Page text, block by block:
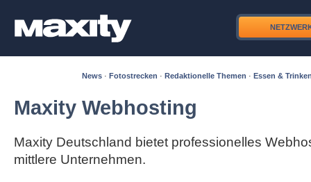
News · Fotostrecken · Redaktionelle Themen · Essen &
Maxity Webhosting
Maxity Deutschland bietet professionelles
mittlere Unternehmen.